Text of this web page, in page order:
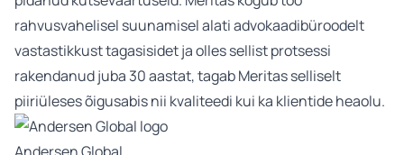
rahvusvahelisel suunamisel alati advokaadibüroodelt
vastastikkust tagasisidet ja olles sellist protsessi
rakendanud juba 30 aastat, tagab Meritas selliselt
piiriüleses õigusabis nii kvaliteedi kui ka klientide heaolu.